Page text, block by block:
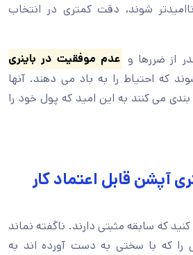
شوند، دقت کمتری در انتخاب
از ضررها و عدم موفقیت در باینری
که احتیاط را به باد می دهند. آنها
می کنند به این امید که پول خود را
آپشن قابل اعتماد کار
کنید که سابقه مثبتی دارند. ناگفته نماند
را که با سختی به دست آورده اند به